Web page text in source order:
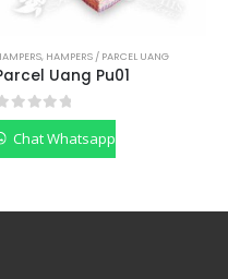
, HAMPERS / PARCEL UANG
Uang Pu01
out of 5
Chat Whatsapp